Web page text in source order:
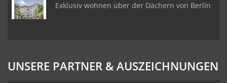
Exklusiv wohnen über der Dächern von Berlin
UNSERE PARTNER & AUSZEICHNUNGEN